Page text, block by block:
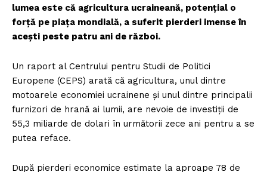
lumea este că agricultura ucraineană, potențial o
forță pe piața mondială, a suferit pierderi imense în
acești peste patru ani de război.
Un raport al Centrului pentru Studii de Politici
Europene (CEPS) arată că agricultura, unul dintre
motoarele economiei ucrainene și unul dintre principalii
furnizori de hrană ai lumii, are nevoie de investiții de
55,3 miliarde de dolari în următorii zece ani pentru a se
putea reface.
După pierderi economice estimate la aproape 78 de